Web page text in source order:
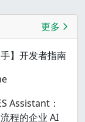
更多
】开发者指南
Assistant：
程的企业 AI